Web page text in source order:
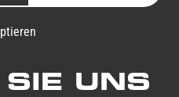
SIE UNS